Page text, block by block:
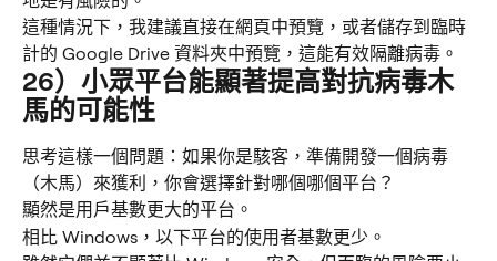
這種情況下，我建議直接在網頁中預覽，或者儲存到臨時
計的 Google Drive 資料夾中預覽，這能有效隔離病毒。
26）小眾平台能顯著提高對抗病毒木
馬的可能性
思考這樣一個問題：如果你是駭客，準備開發一個病毒
（木馬）來獲利，你會選擇針對哪個哪個平台？
顯然是用戶基數更大的平台。
相比 Windows，以下平台的使用者基數更少。